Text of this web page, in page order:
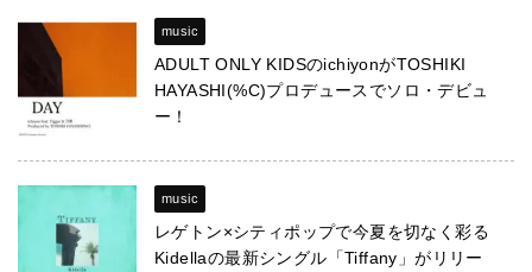
music
ADULT ONLY KIDSのichiyonがTOSHIKI
HAYASHI(%C)プロデュースでソロ・デビュ
ー！
music
レゲトン×シティポップで今夏を切なく彩る
Kidellaの最新シングル「Tiffany」がリリー